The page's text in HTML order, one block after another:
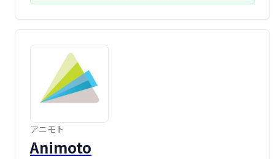
アニモト
Animoto